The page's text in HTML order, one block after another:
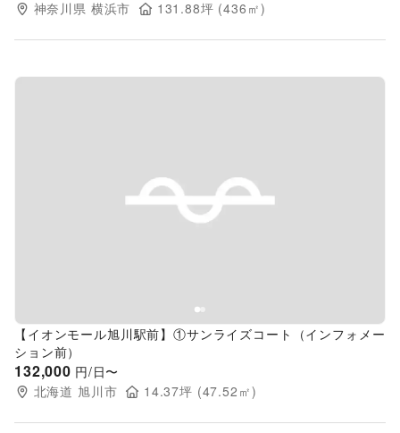
神奈川県 横浜市 131.88坪 (436 ㎡)
Previous slide
【イオンモール旭川駅前】①サンライズコート（インフォメー
ション前）
132,000 円/日〜
北海道 旭川市 14.37坪 (47.52 ㎡)